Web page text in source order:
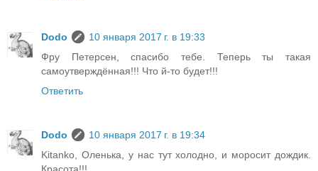
Dodo
10 января 2017 г. в 19:33
Фру Петерсен, спасибо тебе. Теперь ты такая
самоутверждённая!!! Что й-то будет!!!
Ответить
Dodo
10 января 2017 г. в 19:34
Kitanko, Оленька, у нас тут холодно, и моросит дождик.